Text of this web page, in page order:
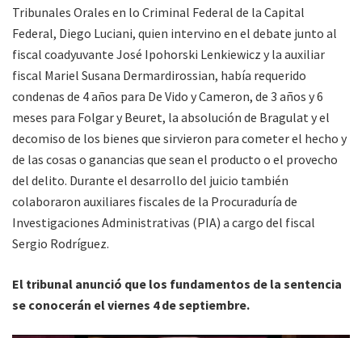
Tribunales Orales en lo Criminal Federal de la Capital
Federal, Diego Luciani, quien intervino en el debate junto al
fiscal coadyuvante José Ipohorski Lenkiewicz y la auxiliar
fiscal Mariel Susana Dermardirossian, había requerido
condenas de 4 años para De Vido y Cameron, de 3 años y 6
meses para Folgar y Beuret, la absolución de Bragulat y el
decomiso de los bienes que sirvieron para cometer el hecho y
de las cosas o ganancias que sean el producto o el provecho
del delito. Durante el desarrollo del juicio también
colaboraron auxiliares fiscales de la Procuraduría de
Investigaciones Administrativas (PIA) a cargo del fiscal
Sergio Rodríguez.
El tribunal anunció que los fundamentos de la sentencia
se conocerán el viernes 4 de septiembre.